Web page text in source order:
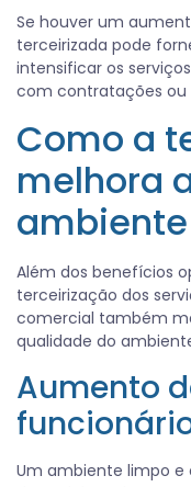
Se houver um
terceirizada pode
intensificar os
com contratações ou
Como a
melhora
Além dos benefícios
terceirização dos
comercial também
qualidade do
Aumento
Um ambiente limpo